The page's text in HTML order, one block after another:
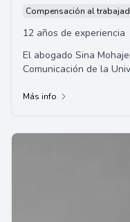
Compensación al
12 años de experiencia
El abogado Sina
Comunicación de la
Más info